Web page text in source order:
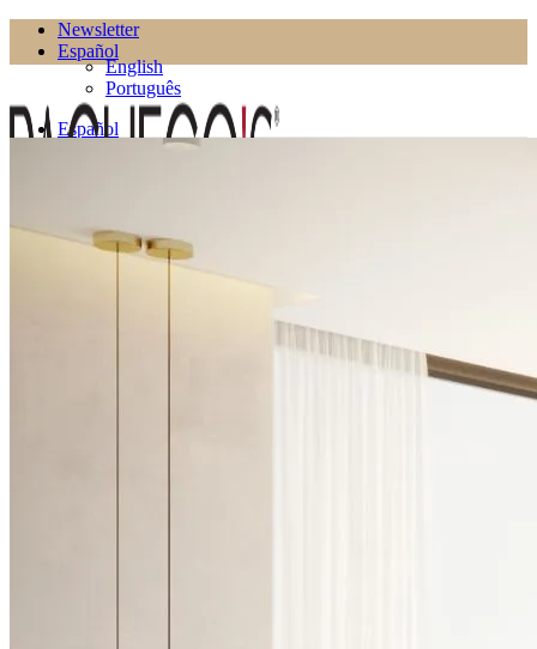
Newsletter
Español
English
Português
Español
English